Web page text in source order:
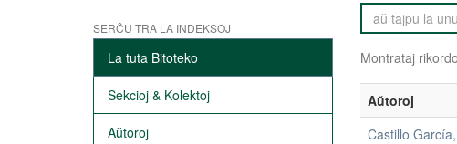
SERĈU TRA LA INDEKSOJ
La tuta Bitoteko
Sekcioj & Kolektoj
Aŭtoroj
Montrataj
Aŭtoroj
Castillo